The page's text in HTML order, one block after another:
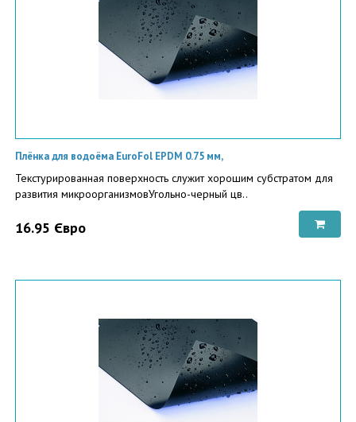
Плёнка для водоёма EuroFol EPDM 0.75 мм,
Текстурированная поверхность служит хорошим субстратом для
развития микроорганизмовУгольно-черный цв..
16.95 Євро